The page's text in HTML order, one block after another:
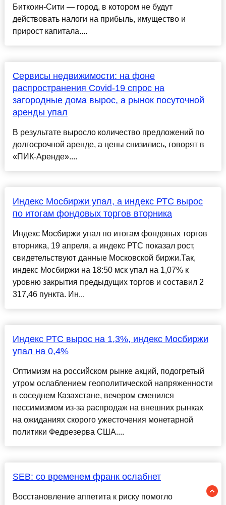
Биткоин-Сити — город, в котором не будут
действовать налоги на прибыль, имущество и
прирост капитала....
Сервисы недвижимости: на фоне
распространения Covid-19 спрос на
загородные дома вырос, а рынок посуточной
аренды упал
В результате выросло количество предложений по
долгосрочной аренде, а цены снизились, говорят в
«ПИК-Аренде»....
Индекс Мосбиржи упал, а индекс РТС вырос
по итогам фондовых торгов вторника
Индекс Мосбиржи упал по итогам фондовых торгов
вторника, 19 апреля, а индекс РТС показал рост,
свидетельствуют данные Московской биржи.Так,
индекс Мосбиржи на 18:50 мск упал на 1,07% к
уровню закрытия предыдущих торгов и составил 2
317,46 пункта. Ин...
Индекс РТС вырос на 1,3%, индекс Мосбиржи
упал на 0,4%
Оптимизм на российском рынке акций, подогретый
утром ослаблением геополитической напряженности
в соседнем Казахстане, вечером сменился
пессимизмом из-за распродаж на внешних рынках
на ожиданиях скорого ужесточения монетарной
политики Федрезерва США....
SEB: со временем франк ослабнет
Восстановление аппетита к риску помогло